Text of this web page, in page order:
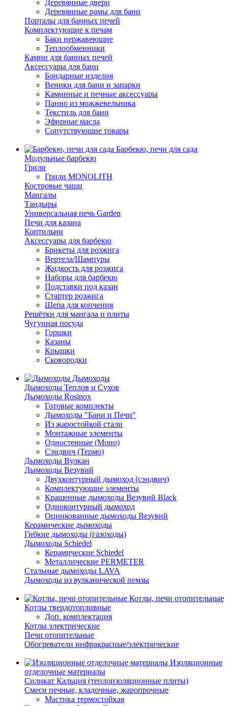
Деревянные двери
Деревянные рамы для бани
Порталы для банных печей
Комплектующие к печам
Баки нержавеющие
Теплообменники
Камни для банных печей
Аксессуары для бани
Бондарные изделия
Веники для бани и запарки
Каминные и печные аксессуары
Панно из можжевельника
Текстиль для бани
Эфирные масла
Сопутствующие товары
Барбекю, печи для сада
Модульные барбекю
Грили
Грили MONOLITH
Костровые чаши
Мангалы
Тандыры
Универсальная печь Garden
Печи для казана
Коптильни
Аксессуары для барбекю
Брикеты для розжига
Вертела/Шампуры
Жидкость для розжига
Наборы для барбекю
Подставки под казан
Стартер розжига
Щепа для копчения
Решётки для мангала и плиты
Чугунная посуда
Горшки
Казаны
Крышки
Сковородки
Дымоходы
Дымоходы Теплов и Сухов
Дымоходы Rosinox
Готовые комплекты
Дымоходы "Бани и Печи"
Из жаростойкой стали
Монтажные элементы
Одностенные (Моно)
Сэндвич (Термо)
Дымоходы Вулкан
Дымоходы Везувий
Двухконтурный дымоход (сэндвич)
Комплектующие элементы
Крашенные дымоходы Везувий Black
Одноконтурный дымоход
Оцинкованные дымоходы Везувий
Керамические дымоходы
Гибкие дымоходы (газоходы)
Дымоходы Schiedel
Керамические Schiedel
Металлические PERMETER
Стальные дымоходы LAVA
Дымоходы из вулканической пемзы
Котлы, печи отопительные
Котлы твердотопливные
Доп. комплектация
Котлы электрические
Печи отопительные
Обогреватели инфракрасные/электрические
Изоляционные
отделочные материалы
Силикат Кальция (теплоизоляционные плиты)
Смеси печные, кладочные, жаропрочные
Мастика термостойкая